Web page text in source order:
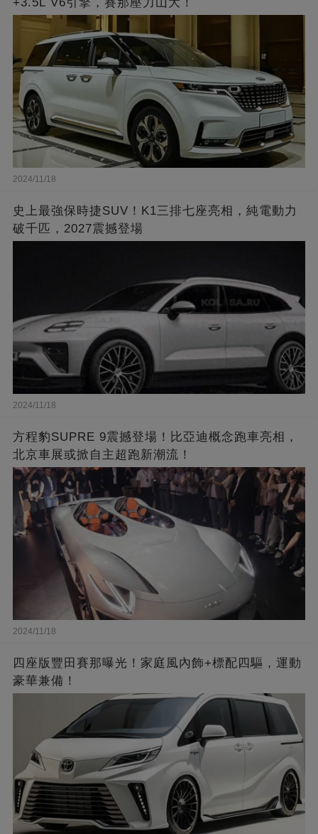
2024/11/18
史上最強保時捷SUV！K1三排七座亮相，純電動力
破千匹，2027震撼登場
2024/11/18
方程豹SUPRE 9震撼登場！比亞迪概念跑車亮相，
北京車展或掀自主超跑新潮流！
2024/11/18
四座版豐田賽那曝光！家庭風內飾+標配四驅，運動
豪華兼備！